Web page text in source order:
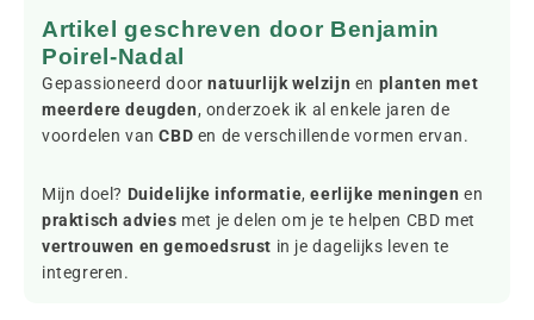
Artikel geschreven door Benjamin
Poirel-Nadal
Gepassioneerd doornatuurlijk welzijn en planten met
meerdere deugden, onderzoek ik al enkele jaren de
voordelen vanCBD en de verschillende vormen ervan.
Mijn doel? Duidelijke informatie,eerlijke meningen en
praktisch advies met je delen om je te helpen CBD met
vertrouwen en gemoedsrust in je dagelijks leven te
integreren.